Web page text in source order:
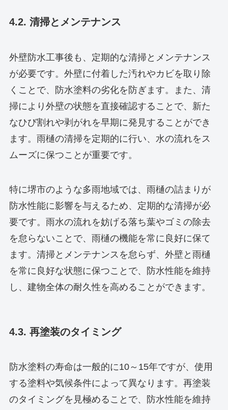
4.2. 清掃とメンテナンス
外壁防水工事後も、定期的な清掃とメンテナンス
が必要です。外壁に付着した汚れやカビを取り除
くことで、防水塗料の劣化を防ぎます。また、清
掃により外壁の状態を直接確認することで、新た
なひび割れや剥がれを早期に発見することができ
ます。雨樋の清掃を定期的に行い、水の流れをス
ムーズに保つことが重要です。
特に堺市のような多雨地域では、雨樋の詰まりが
防水性能に影響を与えるため、定期的な清掃が必
要です。雨水の流れを妨げる落ち葉やゴミの除去
を怠らないことで、雨樋の機能を常に良好に保て
ます。清掃とメンテナンスを怠らず、外壁と雨樋
を常に良好な状態に保つことで、防水性能を維持
し、建物全体の耐久性を高めることができます。
4.3. 再塗装のタイミング
防水塗料の寿命は一般的に10～15年ですが、使用
する塗料や気候条件によって異なります。再塗装
のタイミングを見極めることで、防水性能を維持